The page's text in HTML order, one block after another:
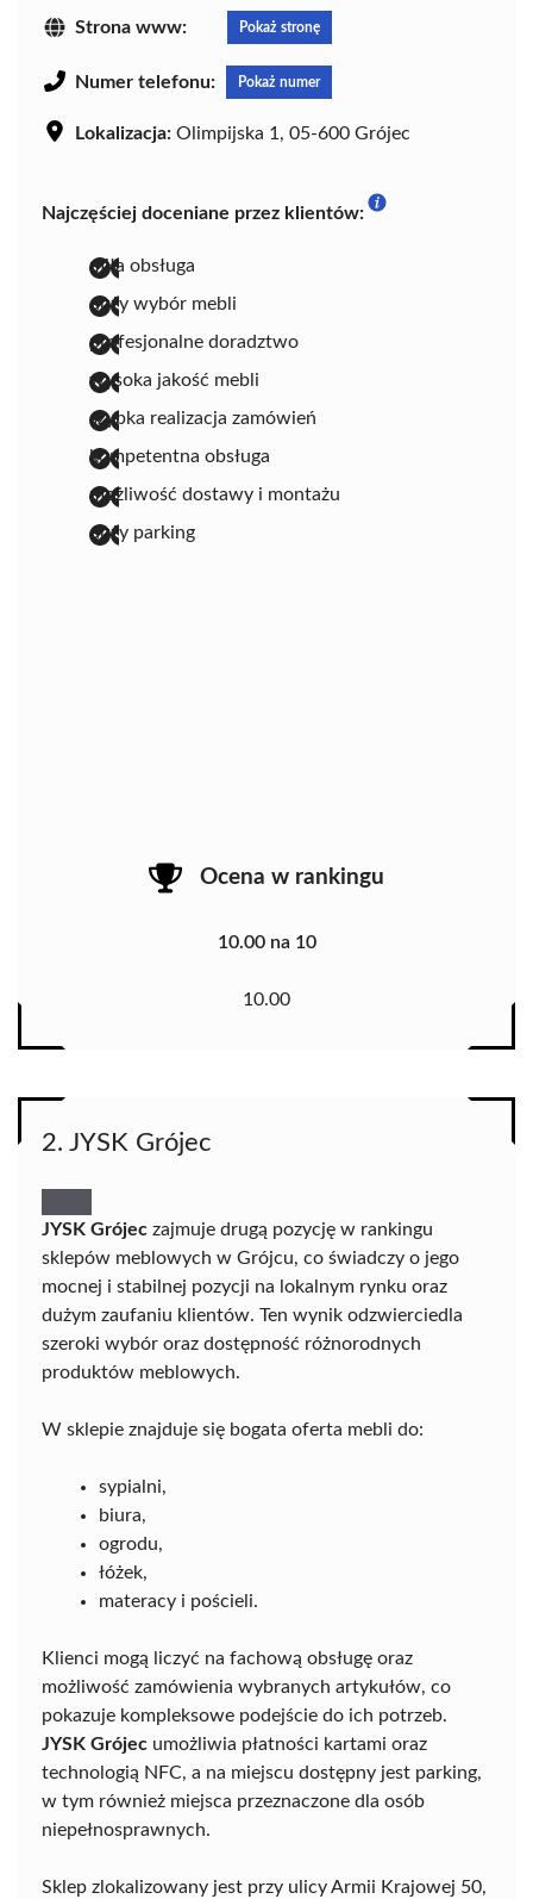
Strona www: Pokaż stronę
Numer telefonu: Pokaż numer
Lokalizacja: Olimpijska 1, 05-600 Grójec
Najczęściej doceniane przez klientów:
miła obsługa
duży wybór mebli
profesjonalne doradztwo
wysoka jakość mebli
szybka realizacja zamówień
kompetentna obsługa
możliwość dostawy i montażu
duży parking
Ocena w rankingu
10.00 na 10
10.00
2. JYSK Grójec
JYSK Grójec zajmuje drugą pozycję w rankingu
sklepów meblowych w Grójcu, co świadczy o jego
mocnej i stabilnej pozycji na lokalnym rynku oraz
dużym zaufaniu klientów. Ten wynik odzwierciedla
szeroki wybór oraz dostępność różnorodnych
produktów meblowych.
W sklepie znajduje się bogata oferta mebli do:
sypialni,
biura,
ogrodu,
łóżek,
materacy i pościeli.
Klienci mogą liczyć na fachową obsługę oraz
możliwość zamówienia wybranych artykułów, co
pokazuje kompleksowe podejście do ich potrzeb.
JYSK Grójec umożliwia płatności kartami oraz
technologią NFC, a na miejscu dostępny jest parking,
w tym również miejsca przeznaczone dla osób
niepełnosprawnych.
Sklep zlokalizowany jest przy ulicy Armii Krajowej 50,